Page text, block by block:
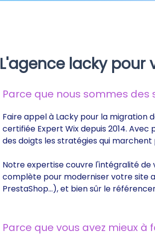
L'agence lacky pour
Parce que nous sommes des
Faire appel à Lacky pour la migration
certifiée Expert Wix depuis 2014.
des doigts les stratégies qui
Notre expertise couvre l'intégralité de
complète pour moderniser votre site
PrestaShop...), et bien sûr le
Parce que vous avez mieux